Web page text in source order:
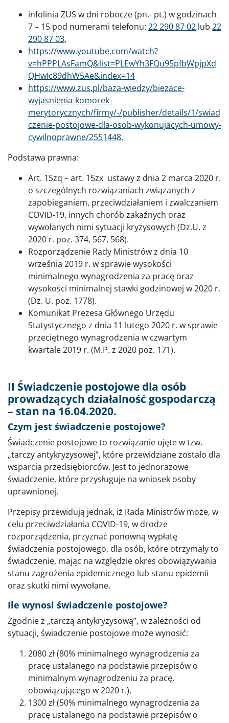
infolinia ZUS w dni robocze (pn.- pt.) w godzinach
7 – 15 pod numerami telefonu: 22 290 87 02 lub 22
290 87 03,
https://www.youtube.com/watch?
v=hPPPLAsFamQ&list=PLEwYh3FQu95pfbWpjpXd
QHwIc89dhW5Ae&index=14
https://www.zus.pl/baza-wiedzy/biezace-
wyjasnienia-komorek-
merytorycznych/firmy/-/publisher/details/1/swiad
czenie-postojowe-dla-osob-wykonujacych-umowy-
cywilnoprawne/2551448.
Podstawa prawna:
Art. 15zq – art. 15zx ustawy z dnia 2 marca 2020 r.
o szczególnych rozwiązaniach związanych z
zapobieganiem, przeciwdziałaniem i zwalczaniem
COVID-19, innych chorób zakaźnych oraz
wywołanych nimi sytuacji kryzysowych (Dz.U. z
2020 r. poz. 374, 567, 568).
Rozporządzenie Rady Ministrów z dnia 10
września 2019 r. w sprawie wysokości
minimalnego wynagrodzenia za pracę oraz
wysokości minimalnej stawki godzinowej w 2020 r.
(Dz. U. poz. 1778).
Komunikat Prezesa Głównego Urzędu
Statystycznego z dnia 11 lutego 2020 r. w sprawie
przeciętnego wynagrodzenia w czwartym
kwartale 2019 r. (M.P. z 2020 poz. 171).
II Świadczenie postojowe dla osób
prowadzących działalność gospodarczą
– stan na 16.04.2020.
Czym jest świadczenie postojowe?
Świadczenie postojowe to rozwiązanie ujęte w tzw.
„tarczy antykryzysowej”, które przewidziane zostało dla
wsparcia przedsiębiorców. Jest to jednorazowe
świadczenie, które przysługuje na wniosek osoby
uprawnionej.
Przepisy przewidują jednak, iż Rada Ministrów może, w
celu przeciwdziałania COVID-19, w drodze
rozporządzenia, przyznać ponowną wypłatę
świadczenia postojowego, dla osób, które otrzymały to
świadczenie, mając na względzie okres obowiązywania
stanu zagrożenia epidemicznego lub stanu epidemii
oraz skutki nimi wywołane.
Ile wynosi świadczenie postojowe?
Zgodnie z „tarczą antykryzysową”, w zależności od
sytuacji, świadczenie postojowe może wynosić:
2080 zł (80% minimalnego wynagrodzenia za
pracę ustalanego na podstawie przepisów o
minimalnym wynagrodzeniu za pracę,
obowiązującego w 2020 r.),
1300 zł (50% minimalnego wynagrodzenia za
pracę ustalanego na podstawie przepisów o